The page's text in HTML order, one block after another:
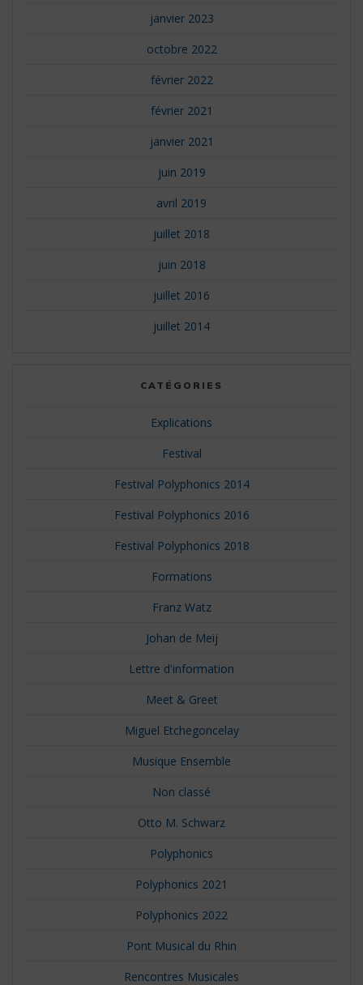
janvier 2023
octobre 2022
février 2022
février 2021
janvier 2021
juin 2019
avril 2019
juillet 2018
juin 2018
juillet 2016
juillet 2014
CATÉGORIES
Explications
Festival
Festival Polyphonics 2014
Festival Polyphonics 2016
Festival Polyphonics 2018
Formations
Franz Watz
Johan de Meij
Lettre d'information
Meet & Greet
Miguel Etchegoncelay
Musique Ensemble
Non classé
Otto M. Schwarz
Polyphonics
Polyphonics 2021
Polyphonics 2022
Pont Musical du Rhin
Rencontres Musicales